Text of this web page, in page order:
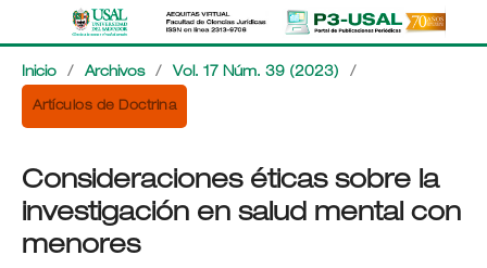
Inicio / Archivos / Vol. 17 Núm. 39 (2023) /
Artículos de Doctrina
Consideraciones éticas sobre la
investigación en salud mental con
menores